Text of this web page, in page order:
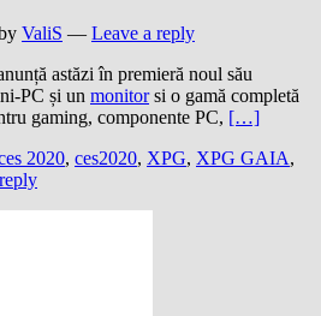
ValiS — Leave a reply
astăzi în premieră noul său
PC și un monitorsi o gamă completă
gaming, componente PC, […]
2020, ces2020, XPG, XPG GAIA,